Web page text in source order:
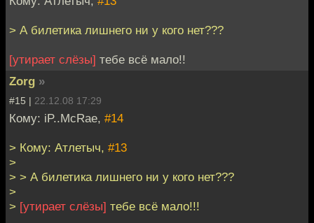
> А билетика лишнего ни у кого нет???
[утирает слёзы] тебе всё мало!!
Zorg »
#15 | 22.12.08 17:29
Кому: iP..McRae, #14
> Кому: Атлетыч, #13
>
> > А билетика лишнего ни у кого нет???
>
> [утирает слёзы] тебе всё мало!!!